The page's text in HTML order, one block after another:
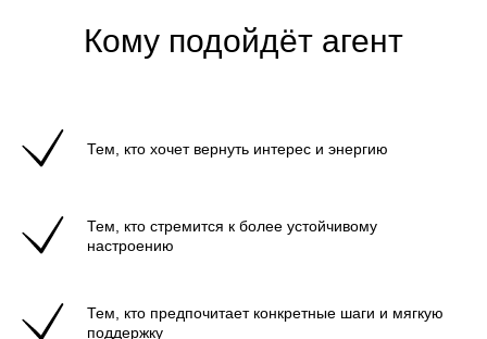
Кому подойдёт агент
Тем, кто хочет вернуть интерес и энергию
Тем, кто стремится к более устойчивому
настроению
Тем, кто предпочитает конкретные шаги и мягкую
поддержку